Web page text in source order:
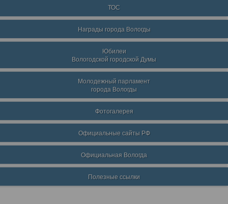
ТОС
Награды города Вологды
Юбилеи
Вологодской городской Думы
Молодежный парламент
города Вологды
Фотогалерея
Официальные сайты РФ
Официальная Вологда
Полезные ссылки